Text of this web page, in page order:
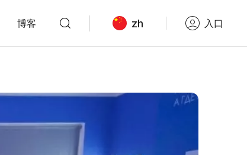
博客 zh 入口